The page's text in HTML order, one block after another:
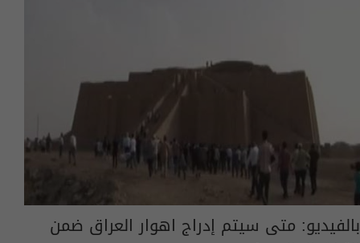
بالفيديو: متى سيتم إدراج اهوار العراق ضمن